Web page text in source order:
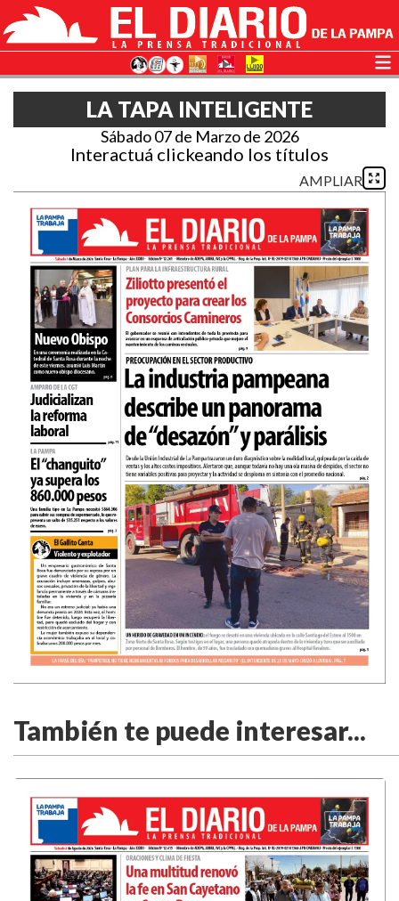
LA TAPA INTELIGENTE
Sábado 07 de Marzo de 2026
Interactuá clickeando los títulos
AMPLIAR
También te puede interesar...